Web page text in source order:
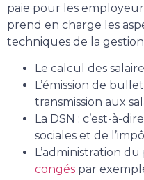
paie pour les
prend en charge les
techniques de la
Le calcul des
L’émission de
transmission aux
La DSN : c’est-à-
sociales et de
L’administration
congés par